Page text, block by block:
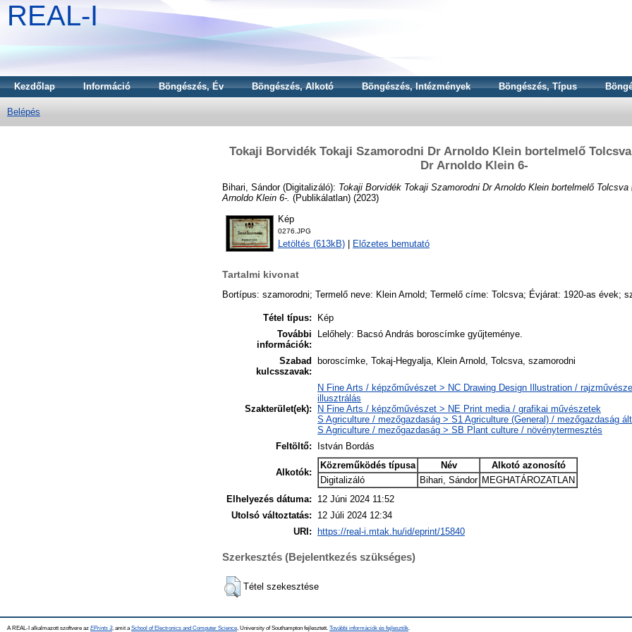
REAL-I
Kezdőlap Információ Böngészés, Év Böngészés, Alkotó Böngészés, Intézmények Böngészés, Típus
Belépés
Tokaji Borvidék Tokaji Szamorodni Dr Arnoldo Klein bortelmelő
Dr Arnoldo Klein 6-
Bihari, Sándor(Digitalizáló): Tokaji Borvidék Tokaji Szamorodni Dr Arnoldo Klein bortelmelő Tolcsva
Arnoldo Klein 6-. (Publikálatlan) (2023)
Kép
0276.JPG
Letöltés (613kB) Előzetes bemutató
Tartalmi kivonat
Bortípus: szamorodni; Termelő neve: Klein Arnold; Termelő címe: Tolcsva; Évjárat: 1920-as évek;
Tétel típus:
Kép
További
információk:
Lelőhely: Bacsó András boroscímke gyűjteménye.
Szabad
kulcsszavak:
boroscímke, Tokaj-Hegyalja, Klein Arnold, Tolcsva, szamorodni
Szakterület(ek):
N Fine Arts / képzőművészet > NC Drawing Design Illustration /
illusztrálás
N Fine Arts / képzőművészet > NE Print media / grafikai művészetek
S Agriculture / mezőgazdaság > S1 Agriculture (General) / mezőgazdaság
S Agriculture / mezőgazdaság > SB Plant culture / növénytermesztés
Feltöltő:
István Bordás
Alkotók:
Közreműködés típusa Név
Alkotó azonosító
Digitalizáló
Bihari, Sándor MEGHATÁROZATLAN
Elhelyezés dátuma:
12 Júni 2024 11:52
Utolsó változtatás:
12 Júli 2024 12:34
URI: https://real-i.mtak.hu/id/eprint/15840
Szerkesztés (Bejelentkezés szükséges)
Tétel szekesztése
A REAL-I alkalmazott szoftvere az EPrints 3, amit a School of Electronics and Computer Science , University of Southampton fejlesztett. További információk és fejlesztők